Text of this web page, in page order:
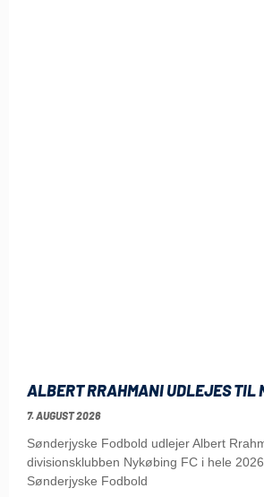
ALBERT RRAHMANI UDLEJES TIL
7. AUGUST 2026
Sønderjyske Fodbold udlejer Albert
divisionsklubben Nykøbing FC i hele
Sønderjyske Fodbold